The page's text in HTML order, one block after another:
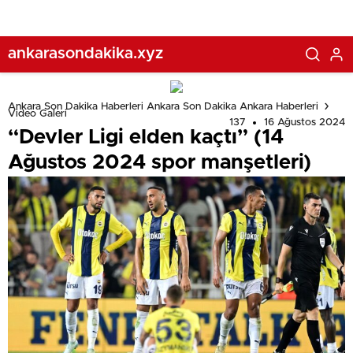
ankarasondakika.xyz
Ankara Son Dakika Haberleri Ankara Son Dakika Ankara Haberleri
Video Galeri
137
16 Ağustos 2024
“Devler Ligi elden kaçtı” (14
Ağustos 2024 spor manşetleri)